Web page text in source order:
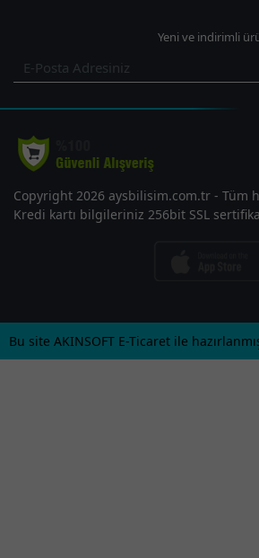
Yeni ve indirimli
Copyright 2026 aysbilisim.com.tr - Tüm
Kredi kartı bilgileriniz 256bit SSL
Bu site AKINSOFT E-Ticaret ile